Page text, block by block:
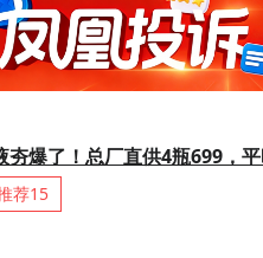
夯爆了！总厂直供4瓶699，
荐15